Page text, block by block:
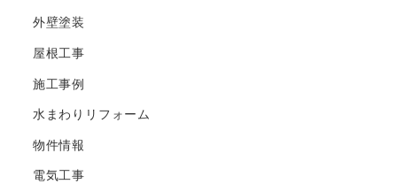
外壁塗装
屋根工事
施工事例
水まわりリフォーム
物件情報
電気工事